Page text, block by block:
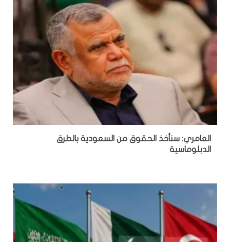
العامري: سنأخذ الحقوق من السعودية بالطرق
الدبلوماسية